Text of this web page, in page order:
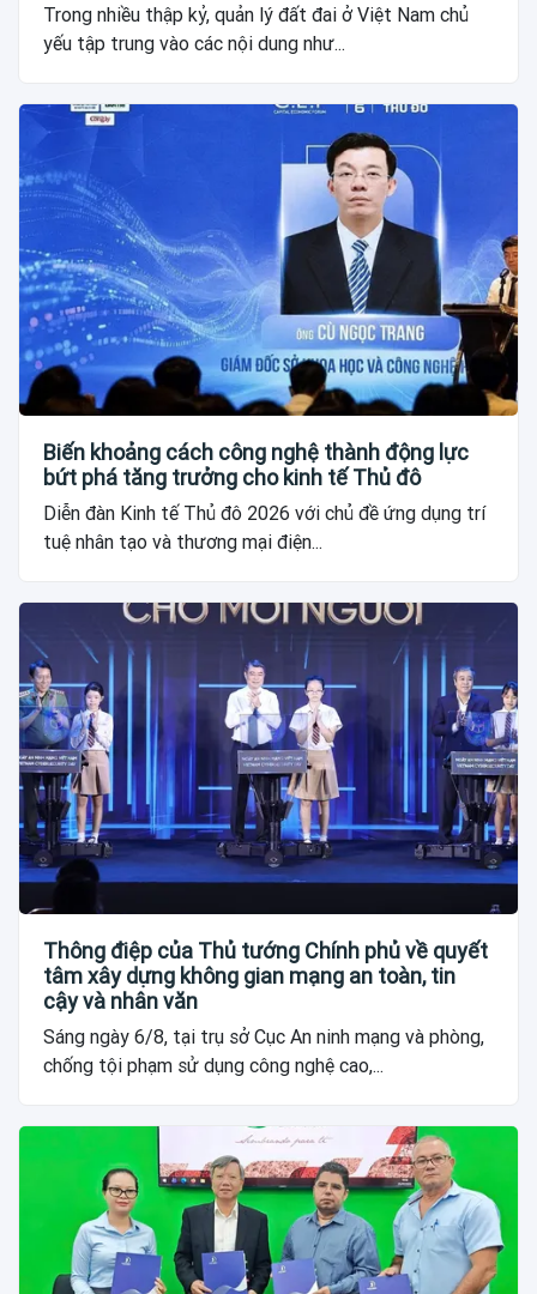
Trong nhiều thập kỷ, quản lý đất đai ở Việt Nam chủ
yếu tập trung vào các nội dung như...
Biến khoảng cách công nghệ thành động lực
bứt phá tăng trưởng cho kinh tế Thủ đô
Diễn đàn Kinh tế Thủ đô 2026 với chủ đề ứng dụng trí
tuệ nhân tạo và thương mại điện...
Thông điệp của Thủ tướng Chính phủ về quyết
tâm xây dựng không gian mạng an toàn, tin
cậy và nhân văn
Sáng ngày 6/8, tại trụ sở Cục An ninh mạng và phòng,
chống tội phạm sử dụng công nghệ cao,...